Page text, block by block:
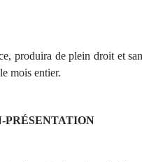
produira de plein droit et
mois entier.
PRÉSENTATION